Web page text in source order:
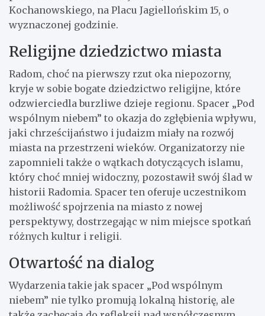
Kochanowskiego, na Placu Jagiellońskim 15, o
wyznaczonej godzinie.
Religijne dziedzictwo miasta
Radom, choć na pierwszy rzut oka niepozorny,
kryje w sobie bogate dziedzictwo religijne, które
odzwierciedla burzliwe dzieje regionu. Spacer „Pod
wspólnym niebem” to okazja do zgłębienia wpływu,
jaki chrześcijaństwo i judaizm miały na rozwój
miasta na przestrzeni wieków. Organizatorzy nie
zapomnieli także o wątkach dotyczących islamu,
który choć mniej widoczny, pozostawił swój ślad w
historii Radomia. Spacer ten oferuje uczestnikom
możliwość spojrzenia na miasto z nowej
perspektywy, dostrzegając w nim miejsce spotkań
różnych kultur i religii.
Otwartość na dialog
Wydarzenia takie jak spacer „Pod wspólnym
niebem” nie tylko promują lokalną historię, ale